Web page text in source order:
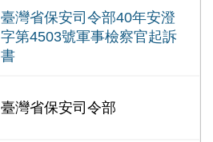
臺灣省保安司令部40年安澄
字第4503號軍事檢察官起訴
書
臺灣省保安司令部